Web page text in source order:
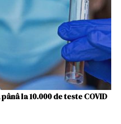
la 10.000 de teste COVID